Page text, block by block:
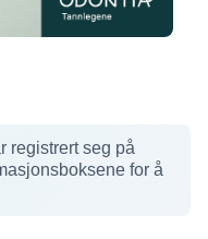
registrert seg på
for å